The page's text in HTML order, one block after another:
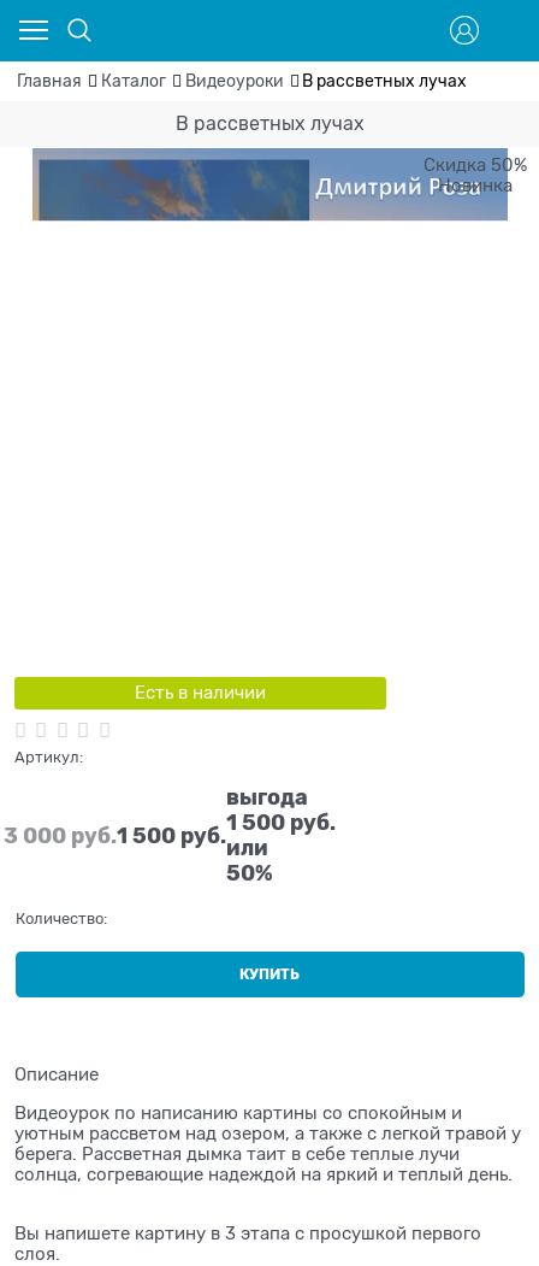
Главная Каталог Видеоуроки В рассветных лучах
В рассветных лучах
Скидка 50%
Новинка
Есть в наличии
Артикул:
3 000 руб.1 500 руб.
выгода
1 500 руб.
или
50%
Количество:
КУПИТЬ
Описание
Видеоурок по написанию картины со спокойным и
уютным рассветом над озером, а также с легкой травой у
берега. Рассветная дымка таит в себе теплые лучи
солнца, согревающие надеждой на яркий и теплый день.
Вы напишете картину в 3 этапа с просушкой первого
слоя.